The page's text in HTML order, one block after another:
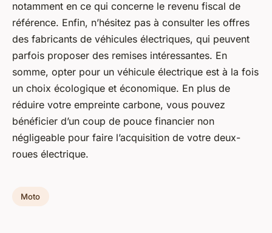
notamment en ce qui concerne le revenu fiscal de
référence. Enfin, n’hésitez pas à consulter les offres
des fabricants de véhicules électriques, qui peuvent
parfois proposer des remises intéressantes. En
somme, opter pour un véhicule électrique est à la fois
un choix écologique et économique. En plus de
réduire votre empreinte carbone, vous pouvez
bénéficier d’un coup de pouce financier non
négligeable pour faire l’acquisition de votre deux-
roues électrique.
Moto